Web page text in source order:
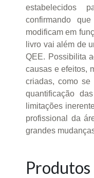
estabelecidos
confirmando
modificam em
livro vai além de
QEE. Possibilita
causas e efeitos,
criadas, como
quantificação
limitações
profissional da
grandes